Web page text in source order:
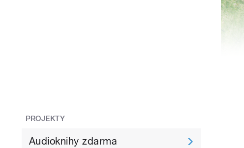
PROJEKTY
Audioknihy zdarma